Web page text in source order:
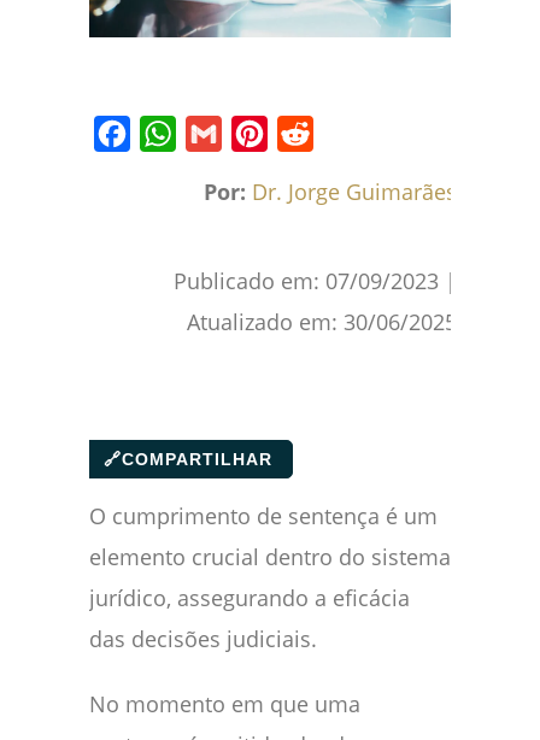
Por: Dr. Jorge Guimarães
Publicado em: 07/09/2023 |
Atualizado em: 30/06/2025
🔗COMPARTILHAR
O cumprimento de sentença é um
elemento crucial dentro do sistema
jurídico, assegurando a eficácia
das decisões judiciais.
No momento em que uma